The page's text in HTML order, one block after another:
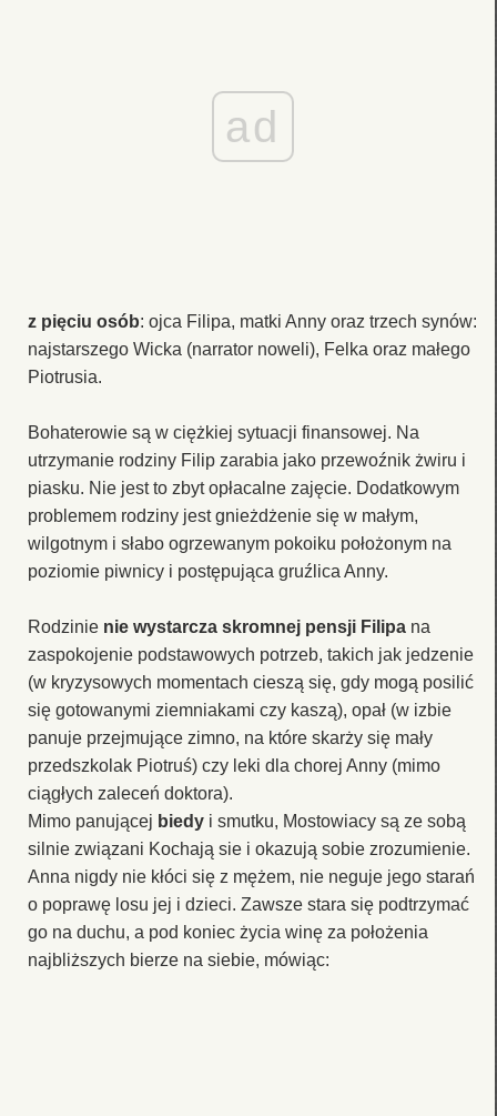
ad
z pięciu osób: ojca Filipa, matki Anny oraz trzech synów:
najstarszego Wicka (narrator noweli), Felka oraz małego
Piotrusia.
Bohaterowie są w ciężkiej sytuacji finansowej. Na
utrzymanie rodziny Filip zarabia jako przewoźnik żwiru i
piasku. Nie jest to zbyt opłacalne zajęcie. Dodatkowym
problemem rodziny jest gnieżdżenie się w małym,
wilgotnym i słabo ogrzewanym pokoiku położonym na
poziomie piwnicy i postępująca gruźlica Anny.
Rodzinie nie wystarcza skromnej pensji Filipa na
zaspokojenie podstawowych potrzeb, takich jak jedzenie
(w kryzysowych momentach cieszą się, gdy mogą posilić
się gotowanymi ziemniakami czy kaszą), opał (w izbie
panuje przejmujące zimno, na które skarży się mały
przedszkolak Piotruś) czy leki dla chorej Anny (mimo
ciągłych zaleceń doktora).
Mimo panującej biedy i smutku, Mostowiacy są ze sobą
silnie związani Kochają sie i okazują sobie zrozumienie.
Anna nigdy nie kłóci się z mężem, nie neguje jego starań
o poprawę losu jej i dzieci. Zawsze stara się podtrzymać
go na duchu, a pod koniec życia winę za położenia
najbliższych bierze na siebie, mówiąc: